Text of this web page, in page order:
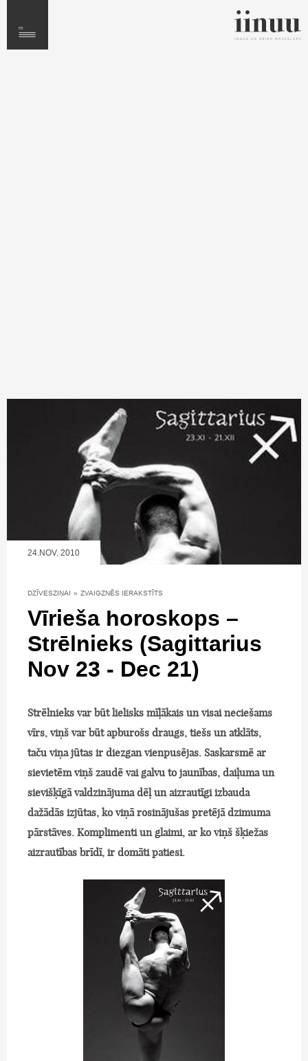
24.NOV, 2010
DZĪVESZIŅAI » ZVAIGZNĒS IERAKSTĪTS
Vīrieša horoskops –
Strēlnieks (Sagittarius
Nov 23 - Dec 21)
Strēlnieks var būt lielisks mīļākais un visai neciešams
vīrs, viņš var būt apburošs draugs, tiešs un atklāts,
taču viņa jūtas ir diezgan vienpusējas. Saskarsmē ar
sievietēm viņš zaudē vai galvu to jaunības, daiļuma un
sievišķīgā valdzinājuma dēļ un aizrautīgi izbauda
dažādās izjūtas, ko viņā rosinājušas pretējā dzimuma
pārstāves. Komplimenti un glaimi, ar ko viņš šķiežas
aizrautības brīdī, ir domāti patiesi.